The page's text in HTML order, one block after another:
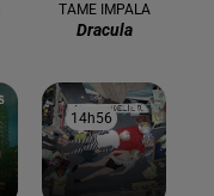
TAME IMPALA
Dracula
14h56
14h56